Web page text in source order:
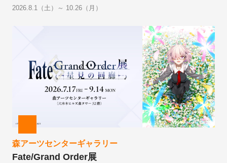
2026.8.1（土）～ 10.26（月）
森アーツセンターギャラリー
Fate/Grand Order展